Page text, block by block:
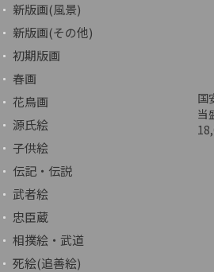
国
当
新版画(風景)
新版画(その他)
初期版画
春画
花鳥画
源氏絵
子供絵
伝記・伝説
武者絵
忠臣蔵
相撲絵・武道
死絵(追善絵)